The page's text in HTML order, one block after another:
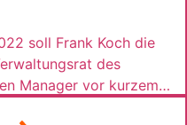
soll Frank Koch die
des
Manager vor kurzem
Koch, 48, begann seine